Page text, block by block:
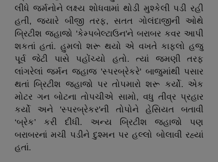
લીધે જર્મનોને લક્ષ્ય શોધવામાં થોડી મુશ્કેલી પડી રહી
હતી, જ્યારે બીજી તરફ, સતત ગોલંદાજીની ઓથે
બ્રિટીશ જહાજો 'કેમ્પબેલ્ટાઉન'ને બરાબર કવર આપી
શકતાં હતાં. હુમલો શરૂ થયો એ વખતે કાફલો હજુ
પૂર્વ જેટી પાસે પહોંચ્યો હતો. ત્યાં જમણી તરફ
લાંગરેલાં જર્મન જહાજ 'સ્પરબ્રેકરે' બાજુમાંથી પસાર
થતાં બ્રિટીશ જહાજો પર તોપમારો શરૂ કર્યો. એક
મોટર ગન બોટના તોપચીએ સામો, વધુ તીવ્ર પ્રહાર
કર્યો અને 'સ્પરબ્રેકર'ની તોપોને હેસિયત બતાવી
‘બ્રેક’ કરી દીધી. અન્ય બ્રિટીશ જહાજો પણ
બરાબરનાં મચી પડીને દુશ્મન પર હલ્લો બોલાવી રહ્યાં
હતાં.